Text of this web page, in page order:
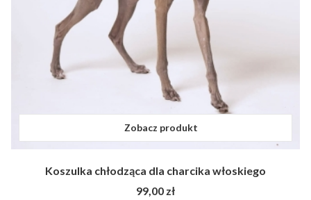
Zobacz produkt
Koszulka chłodząca dla charcika włoskiego
Cena
99,00 zł